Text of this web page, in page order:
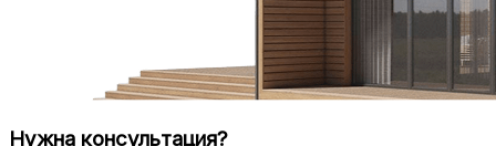
Нужна консультация?